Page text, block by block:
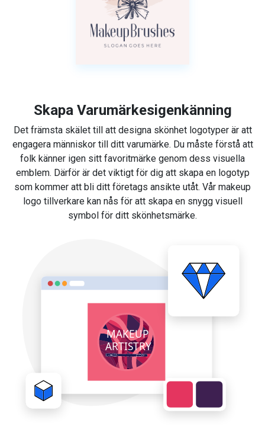
Skapa Varumärkesigenkänning
Det främsta skälet till att designa skönhet logotyper är att
engagera människor till ditt varumärke. Du måste förstå att
folk känner igen sitt favoritmärke genom dess visuella
emblem. Därför är det viktigt för dig att skapa en logotyp
som kommer att bli ditt företags ansikte utåt. Vår makeup
logo tillverkare kan nås för att skapa en snygg visuell
symbol för ditt skönhetsmärke.